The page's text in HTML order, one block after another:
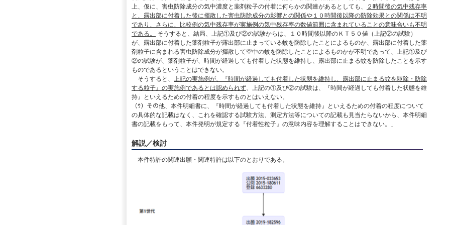
上、仮に、害虫防除成分の気中濃度と薬剤粒子の付着に何らかの関連があるとしても、
２時間後の気中残存率
と、露出部に付着した後に揮散した害虫防除成分の影響との関係や１０時間後以降の防除効果との関係は不明
であり、さらに、比較例の気中残存率が実施例の気中残存率の数値範囲に含まれていることの意味合いも不明
である。
そうすると、結局、上記①及び②の試験からは、１０時間後以降のＫＴ５０値（上記②の試験）
が、露出部に付着した薬剤粒子が露出部に止まっている蚊を防除したことによるものか、露出部に付着した薬
剤粒子に含まれる害虫防除成分が揮散して空中の蚊を防除したことによるものかが不明であって、上記①及び
②の試験が、薬剤粒子が、時間が経過しても付着した状態を維持し、露出部に止まる蚊を防除したことを示す
ものであるということはできない。
そうすると、 上記の実施例が、『時間が経過しても付着した状態を維持し、露出部に止まる蚊を駆除・防除
する粒子』の実施例であるとは認められず、上記の①及び②の試験は、『時間が経過しても付着した状態を維
持』といえるための付着の程度を示すものとはいえない。
（ｳ）その他、本件明細書に、『時間が経過しても付着した状態を維持』といえるための付着の程度について
の具体的な記載はなく、これを確認する試験方法、測定方法等についての記載も見当たらないから、本件明細
書の記載をもって、本件発明が規定する『付着性粒子』の意味内容を理解することはできない。」
解説／検討
本件特許の関連出願・関連特許は以下のとおりである。